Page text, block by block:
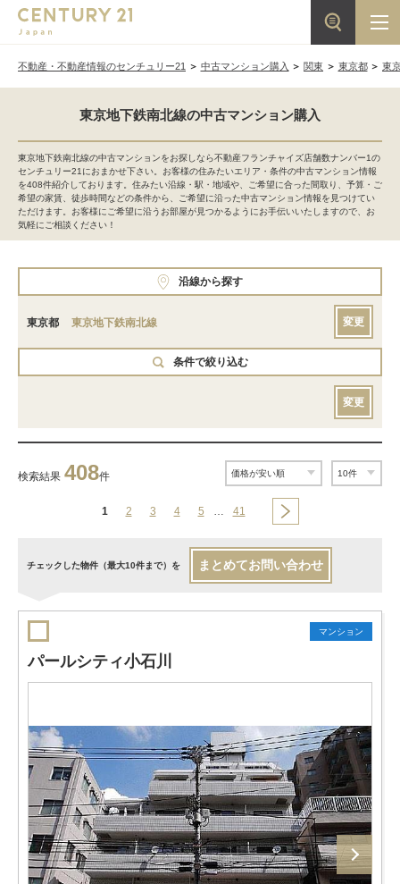
不動産・不動産情報のセンチュリー21 中古マンション購入 関東 東京都 東
東京地下鉄南北線の中古マンション購入
東京地下鉄南北線の中古マンションをお探しなら不動産フランチャイズ店舗数ナンバー1の
センチュリー21におまかせ下さい。お客様の住みたいエリア・条件の中古マンション情報
を408件紹介しております。住みたい沿線・駅・地域や、ご希望に合った間取り、予算・ご
希望の家賃、徒歩時間などの条件から、ご希望に沿った中古マンション情報を見つけてい
ただけます。お客様にご希望に沿うお部屋が見つかるようにお手伝いいたしますので、お
気軽にご相談ください！
沿線から探す
東京都 東京地下鉄南北線 変更
条件で絞り込む
変更
検索結果 408件
1 2 3 4 5 … 41
チェックした物件（最大10件まで）を まとめてお問い合わせ
マンション
パールシティ小石川